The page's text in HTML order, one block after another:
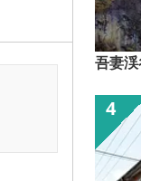
吾妻